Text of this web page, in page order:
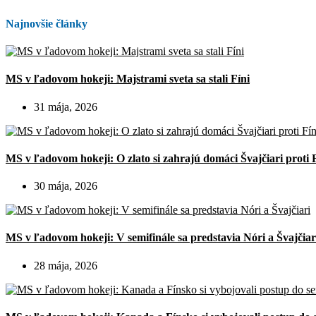
Najnovšie články
MS v ľadovom hokeji: Majstrami sveta sa stali Fíni
31 mája, 2026
MS v ľadovom hokeji: O zlato si zahrajú domáci Švajčiari proti
30 mája, 2026
MS v ľadovom hokeji: V semifinále sa predstavia Nóri a
28 mája, 2026